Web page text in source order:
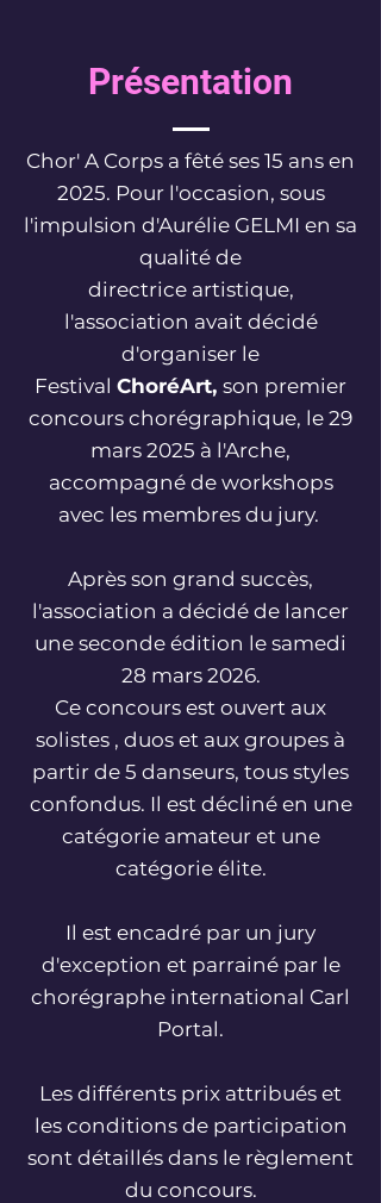
Présentation
Chor' A Corps a fêté ses 15 ans en
2025. Pour l'occasion, sous
l'impulsion d'Aurélie GELMI en sa
qualité de
directrice artistique,
l'association avait décidé
d'organiser le
Festival ChoréArt, son premier
concours chorégraphique, le 29
mars 2025 à l'Arche,
accompagné de workshops
avec les membres du jury.
Après son grand succès,
l'association a décidé de lancer
une seconde édition le samedi
28 mars 2026.
Ce concours est ouvert aux
solistes , duos et aux groupes à
partir de 5 danseurs, tous styles
confondus. Il est décliné en une
catégorie amateur et une
catégorie élite.
Il est encadré par un jury
d'exception et parrainé par le
chorégraphe international Carl
Portal.
Les différents prix attribués et
les conditions de participation
sont détaillés dans le règlement
du concours.